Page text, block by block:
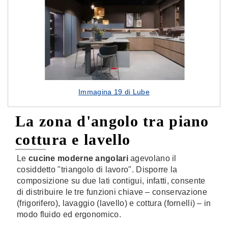
Immagina 19 di Lube
La zona d'angolo tra piano
cottura e lavello
Le cucine moderne angolariagevolano il
cosiddetto "triangolo di lavoro". Disporre la
composizione su due lati contigui, infatti, consente
di distribuire le tre funzioni chiave – conservazione
(frigorifero), lavaggio (lavello) e cottura (fornelli) – in
modo fluido ed ergonomico.